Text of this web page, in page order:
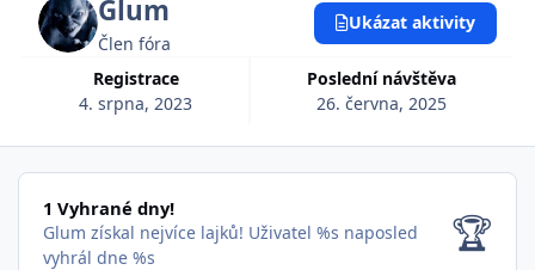
Glum
Člen fóra
Registrace
4. srpna, 2023
Poslední návštěva
26. června, 2025
Ukázat aktivity
1 Vyhrané dny!
1 Vyhrané dny!
Glum získal nejvíce lajků! Uživatel %s naposled
vyhrál dne %s
🏆